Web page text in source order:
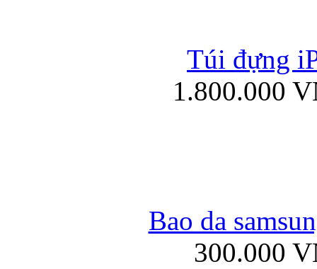
Túi xách da
Túi đựng
1.800.000
Bao da
300.000